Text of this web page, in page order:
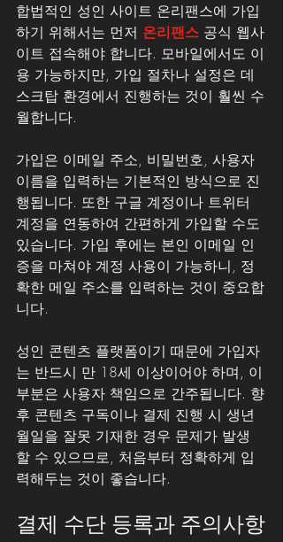
합법적인 성인 사이트 온리팬스에 가입
하기 위해서는 먼저 온리팬스 공식 웹사
이트 접속해야 합니다. 모바일에서도 이
용 가능하지만, 가입 절차나 설정은 데
스크탑 환경에서 진행하는 것이 훨씬 수
월합니다.
가입은 이메일 주소, 비밀번호, 사용자
이름을 입력하는 기본적인 방식으로 진
행됩니다. 또한 구글 계정이나 트위터
계정을 연동하여 간편하게 가입할 수도
있습니다. 가입 후에는 본인 이메일 인
증을 마쳐야 계정 사용이 가능하니, 정
확한 메일 주소를 입력하는 것이 중요합
니다.
성인 콘텐츠 플랫폼이기 때문에 가입자
는 반드시 만 18세 이상이어야 하며, 이
부분은 사용자 책임으로 간주됩니다. 향
후 콘텐츠 구독이나 결제 진행 시 생년
월일을 잘못 기재한 경우 문제가 발생
할 수 있으므로, 처음부터 정확하게 입
력해두는 것이 좋습니다.
결제 수단 등록과 주의사항